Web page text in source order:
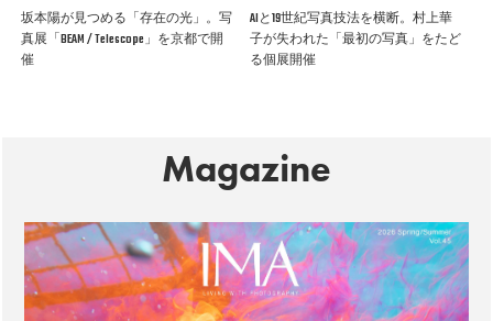
坂本陽が見つめる「存在の光」。写
真展「BEAM / Telescope」を京都で開
催
AIと19世紀写真技法を横断。村上華
子が失われた「最初の写真」をたど
る個展開催
Magazine